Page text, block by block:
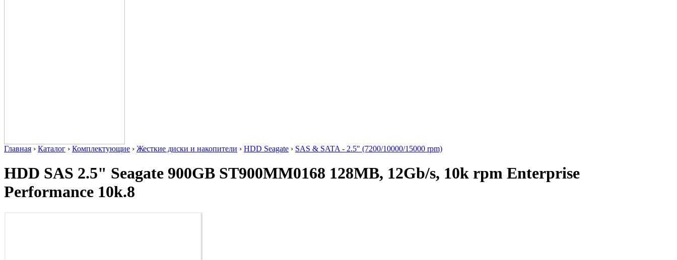
Главная › Каталог › Комплектующие › Жесткие диски и накопители › HDD Seagate › SAS & SATA - 2.5" (7200/10000/15000 rpm)
HDD SAS 2.5" Seagate 900GB ST900MM0168 128MB, 12Gb/s, 10k rpm Enterprise
Performance 10k.8